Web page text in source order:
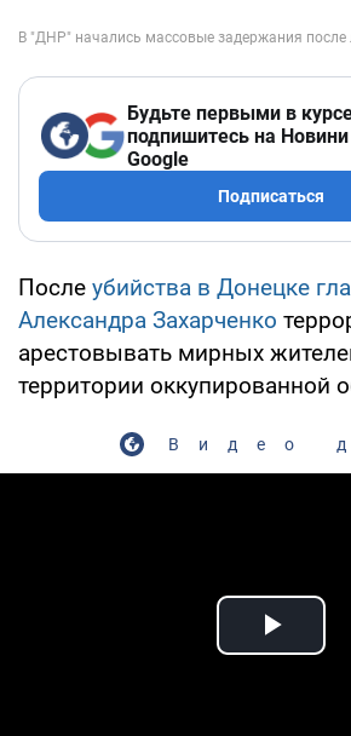
Будьте первыми в
подпишитесь на Новини
Google
Подписаться
После убийства в Донецке
Александра Захарченко
арестовывать мирных
территории оккупированной
Видео
Play